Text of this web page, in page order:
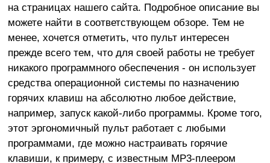
на страницах нашего сайта. Подробное описание вы
можете найти в соответствующем обзоре. Тем не
менее, хочется отметить, что пульт интересен
прежде всего тем, что для своей работы не требует
никакого программного обеспечения - он использует
средства операционной системы по назначению
горячих клавиш на абсолютно любое действие,
например, запуск какой-либо программы. Кроме того,
этот эргономичный пульт работает с любыми
программами, где можно настраивать горячие
клавиши, к примеру, с известным MP3-плеером